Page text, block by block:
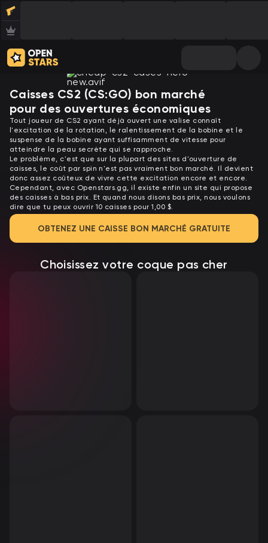
Caisses CS2 (CS:GO) bon marché
pour des ouvertures économiques
Tout joueur de CS2 ayant déjà ouvert une valise connaît
l'excitation de la rotation, le ralentissement de la bobine et le
suspense de la bobine ayant suffisamment de vitesse pour
atteindre la peau secrète qui se rapproche.
Le problème, c'est que sur la plupart des sites d'ouverture de
caisses, le coût par spin n'est pas vraiment bon marché. Il devient
donc assez coûteux de vivre cette excitation encore et encore.
Cependant, avec Openstars.gg, il existe enfin un site qui propose
des caisses à bas prix. Et quand nous disons bas prix, nous voulons
dire que tu peux ouvrir 10 caisses pour 1,00 $.
OBTENEZ UNE CAISSE BON MARCHÉ GRATUITE
Choisissez votre coque pas cher